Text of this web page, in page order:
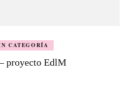
CATEGORÍA
proyecto EdlM